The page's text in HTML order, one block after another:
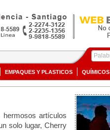
EMPAQUES Y PLASTICOS QUÍMICOS
artículos
solo lugar, Cherry